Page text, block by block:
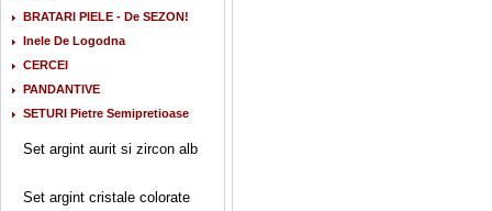
BRATARI PIELE - De SEZON!
Inele De Logodna
CERCEI
PANDANTIVE
SETURI Pietre Semipretioase
Set argint aurit si zircon alb
Set argint cristale colorate